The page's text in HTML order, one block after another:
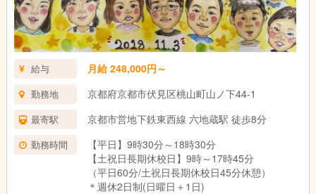
給与 月給 248,000円～
勤務地 京都府京都市伏見区桃山町山ノ下44-1
最寄駅 京都市営地下鉄東西線 六地蔵駅 徒歩8分
勤務時間
【平日】9時30分～18時30分
【土祝日長期休校日】9時～17時45分
（平日60分/土祝日長期休校日45分休憩）
＊週休2日制(日曜日＋1日)